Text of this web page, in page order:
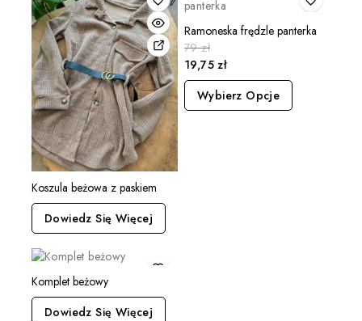
Koszula beżowa z paskiem
Dowiedz Się Więcej
Ramoneska frędzle panterka
79zł
19,75zł
Wybierz Opcje
Komplet beżowy
Dowiedz Się Więcej